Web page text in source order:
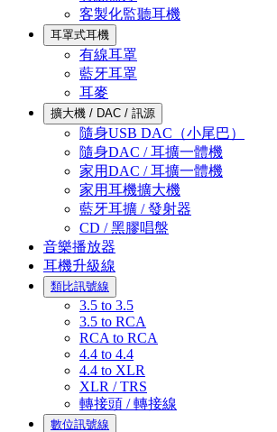
客製化監聽耳機
耳罩式耳機
有線耳罩
藍牙耳罩
耳麥
擴大機 / DAC / 訊源
隨身USB DAC（小尾巴）
隨身DAC / 耳擴一體機
家用DAC / 耳擴一體機
家用耳機擴大機
藍牙耳擴 / 發射器
CD / 黑膠唱盤
音樂播放器
耳機升級線
類比訊號線
3.5 to 3.5
3.5 to RCA
RCA to RCA
4.4 to 4.4
4.4 to XLR
XLR / TRS
轉接頭 / 轉接線
數位訊號線